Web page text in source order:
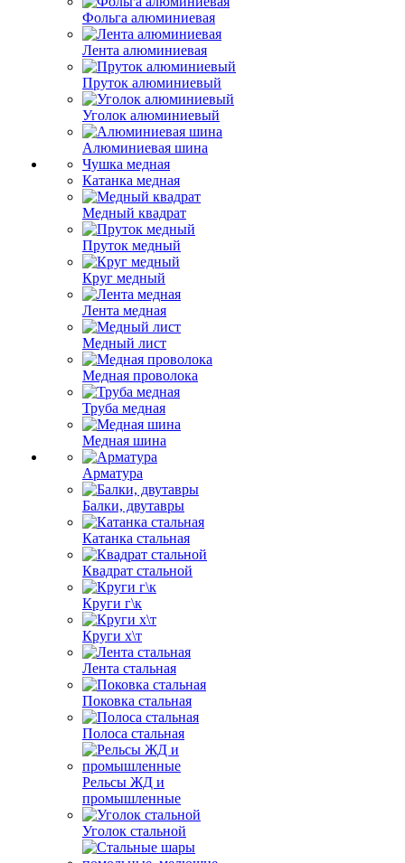
Фольга алюминиевая
Лента алюминиевая
Пруток алюминиевый
Уголок алюминиевый
Алюминиевая шина
Чушка медная
Катанка медная
Медный квадрат
Пруток медный
Круг медный
Лента медная
Медный лист
Медная проволока
Труба медная
Медная шина
Арматура
Балки, двутавры
Катанка стальная
Квадрат стальной
Круги г\к
Круги х\т
Лента стальная
Поковка стальная
Полоса стальная
Рельсы ЖД и
промышленные
Уголок стальной